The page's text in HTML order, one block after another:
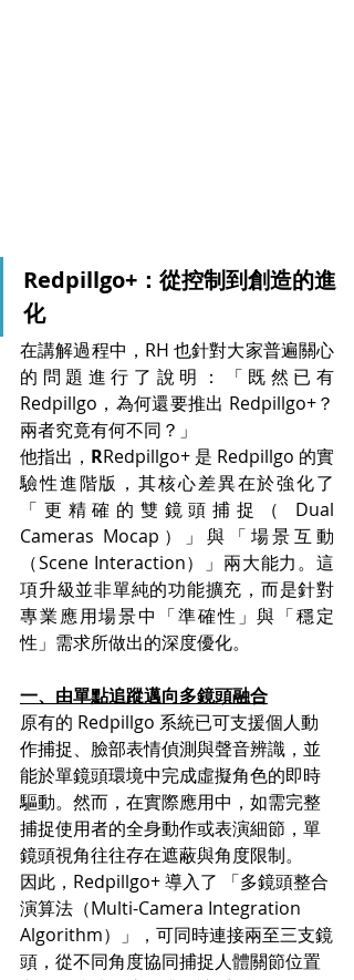
Redpillgo+：從控制到創造的進
化
在講解過程中，RH 也針對大家普遍關心
的問題進行了說明：「既然已有
Redpillgo，為何還要推出 Redpillgo+？
兩者究竟有何不同？」
他指出， RRedpillgo+ 是 Redpillgo 的實
驗性進階版，其核心差異在於強化了
「更精確的雙鏡頭捕捉（ Dual
Cameras Mocap）」與「場景互動
（Scene Interaction）」兩大能力。這
項升級並非單純的功能擴充，而是針對
專業應用場景中「準確性」與「穩定
性」需求所做出的深度優化。
一、由單點追蹤邁向多鏡頭融合
原有的 Redpillgo 系統已可支援個人動
作捕捉、臉部表情偵測與聲音辨識，並
能於單鏡頭環境中完成虛擬角色的即時
驅動。然而，在實際應用中，如需完整
捕捉使用者的全身動作或表演細節，單
鏡頭視角往往存在遮蔽與角度限制。
因此，Redpillgo+ 導入了 「多鏡頭整合
演算法（Multi-Camera Integration
Algorithm）」，可同時連接兩至三支鏡
頭，從不同角度協同捕捉人體關節位置